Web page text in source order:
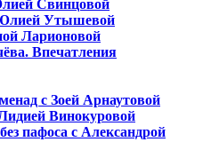
Свинцовой
Утышевой
Ларионовой
Впечатления
с Зоей Арнаутовой
Винокуровой
пафоса с Александрой